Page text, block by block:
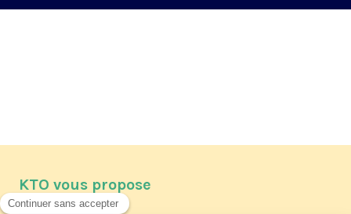
KTO vous propose